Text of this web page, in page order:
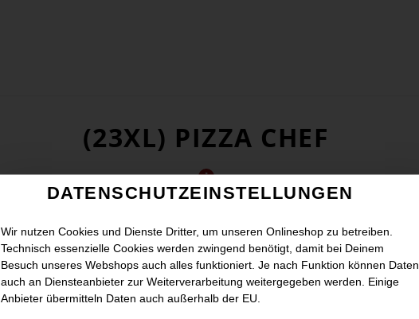
(23XL) PIZZA CHEF
DATENSCHUTZEINSTELLUNGEN
Wir nutzen Cookies und Dienste Dritter, um unseren Onlineshop zu betreiben.
Technisch essenzielle Cookies werden zwingend benötigt, damit bei Deinem
Besuch unseres Webshops auch alles funktioniert. Je nach Funktion können Daten
auch an Diensteanbieter zur Weiterverarbeitung weitergegeben werden. Einige
Anbieter übermitteln Daten auch außerhalb der EU.